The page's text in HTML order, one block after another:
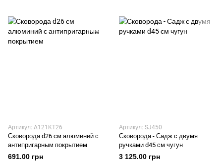
Артикул: A121KT26
Сковорода d26 см алюминий с
антипригарным покрытием
691.00 грн
Артикул: SJ450
Сковорода - Садж с двумя
ручками d45 см чугун
3 125.00 грн